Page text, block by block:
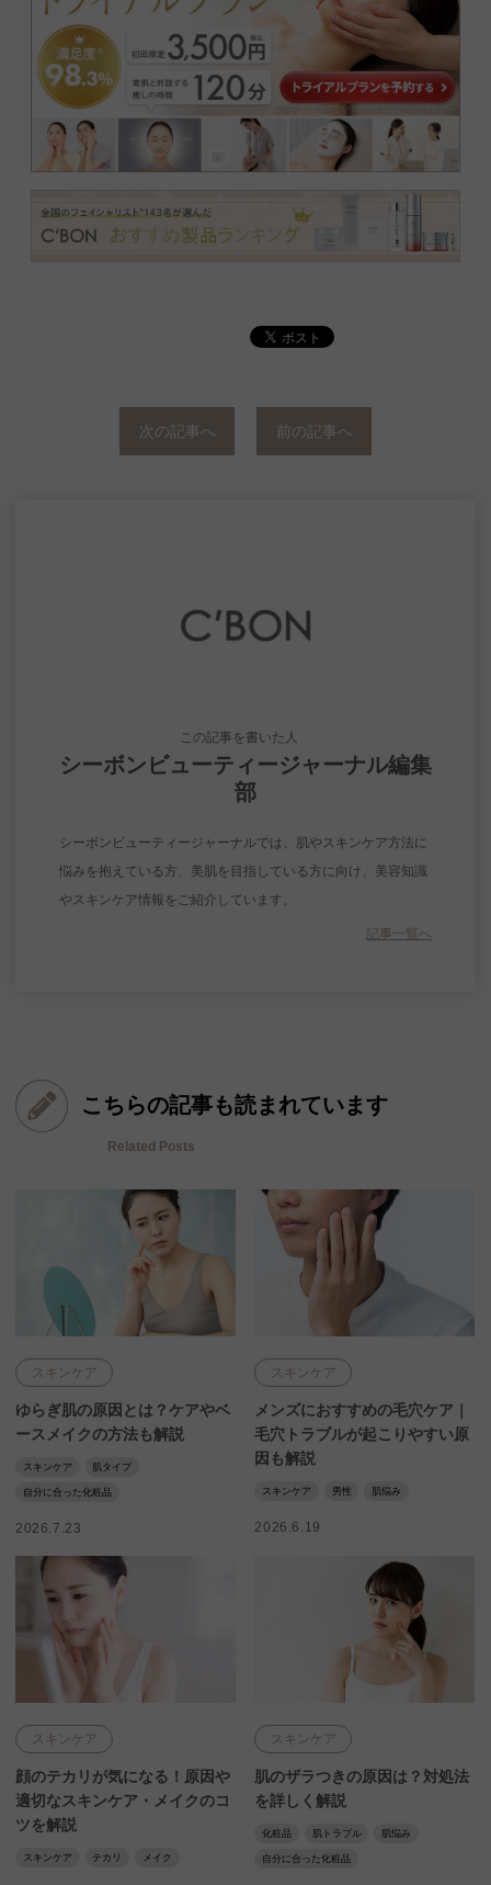
次の記事へ 前の記事へ
この記事を書いた人
シーボンビューティージャーナル編集
部
シーボンビューティージャーナルでは、肌やスキンケア方法に
悩みを抱えている方、美肌を目指している方に向け、美容知識
やスキンケア情報をご紹介しています。
記事一覧へ
こちらの記事も読まれています
Related Posts
スキンケア
ゆらぎ肌の原因とは？ケアやベ
ースメイクの方法も解説
スキンケア 肌タイプ
自分に合った化粧品
2026.7.23
スキンケア
メンズにおすすめの毛穴ケア｜
毛穴トラブルが起こりやすい原
因も解説
スキンケア 男性 肌悩み
2026.6.19
スキンケア
顔のテカリが気になる！原因や
適切なスキンケア・メイクのコ
ツを解説
スキンケア テカリ メイク
スキンケア
肌のザラつきの原因は？対処法
を詳しく解説
化粧品 肌トラブル 肌悩み
自分に合った化粧品